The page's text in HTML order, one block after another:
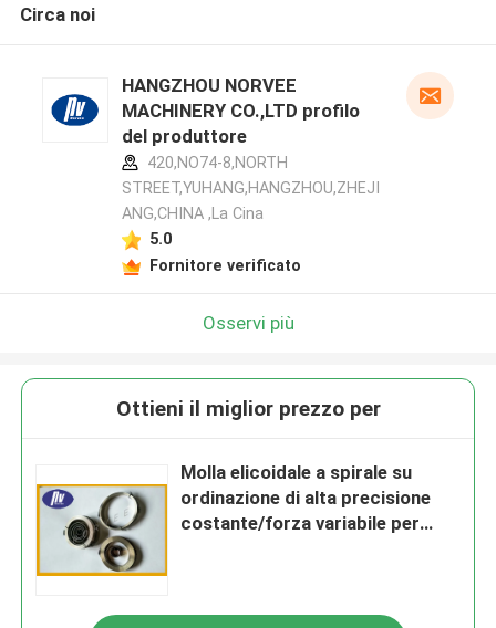
Circa noi
HANGZHOU NORVEE
MACHINERY CO.,LTD profilo
del produttore
420,NO74-8,NORTH
STREET,YUHANG,HANGZHOU,ZHEJI
ANG,CHINA ,La Cina
5.0
Fornitore verificato
Osservi più
Ottieni il miglior prezzo per
Molla elicoidale a spirale su
ordinazione di alta precisione
costante/forza variabile per